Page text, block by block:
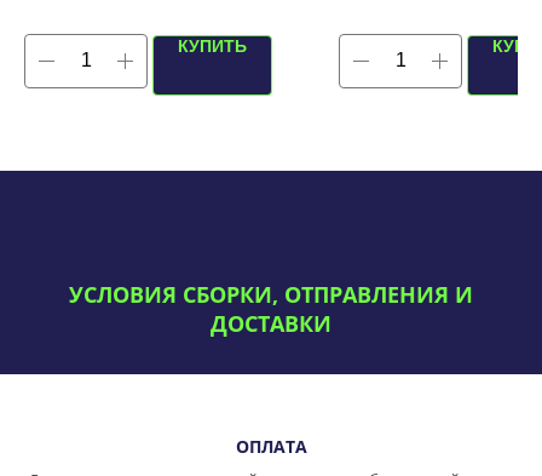
КУПИТЬ
УСЛОВИЯ СБОРКИ, ОТПРАВЛЕНИЯ И
ДОСТАВКИ
ОПЛАТА